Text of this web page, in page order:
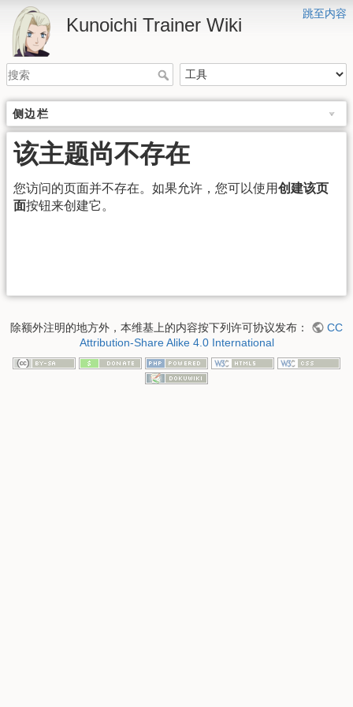
跳至内容
Kunoichi Trainer Wiki
侧边栏
该主题尚不存在
您访问的页面并不存在。如果允许，您可以使用创建该页
面按钮来创建它。
除额外注明的地方外，本维基上的内容按下列许可协议发布：
CC
Attribution-Share Alike 4.0 International